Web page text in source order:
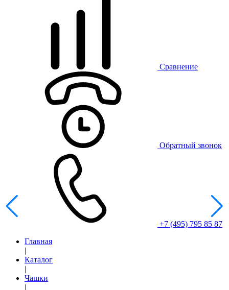
Сравнение
Обратный звонок
+7 (495) 795 85 87
Главная
|
Каталог
|
Чашки
|